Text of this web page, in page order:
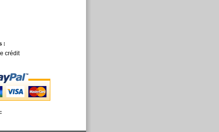
:
crédit